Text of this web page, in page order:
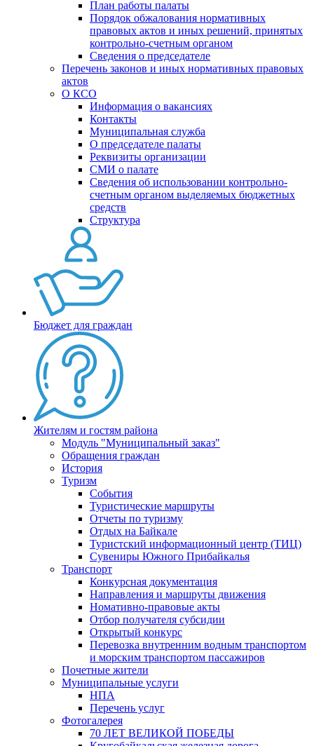
План работы палаты
Порядок обжалования нормативных
правовых актов и иных решений, принятых
контрольно-счетным органом
Сведения о председателе
Перечень законов и иных нормативных правовых
актов
О КСО
Информация о вакансиях
Контакты
Муниципальная служба
О председателе палаты
Реквизиты организации
СМИ о палате
Сведения об использовании контрольно-
счетным органом выделяемых бюджетных
средств
Структура
Бюджет для граждан
Жителям и гостям района
Модуль "Муниципальный заказ"
Обращения граждан
История
Туризм
События
Туристические маршруты
Отчеты по туризму
Отдых на Байкале
Туристский информационный центр (ТИЦ)
Сувениры Южного Прибайкалья
Транспорт
Конкурсная документация
Направления и маршруты движения
Номативно-правовые акты
Отбор получателя субсидии
Открытый конкурс
Перевозка внутренним водным транспортом
и морским транспортом пассажиров
Почетные жители
Муниципальные услуги
НПА
Перечень услуг
Фотогалерея
70 ЛЕТ ВЕЛИКОЙ ПОБЕДЫ